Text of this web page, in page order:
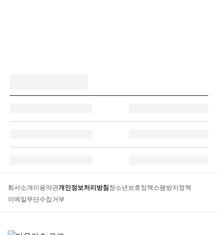
회사소개이용약관개인정보처리방침청소년보호정책스팸방지정책
이메일무단수집거부